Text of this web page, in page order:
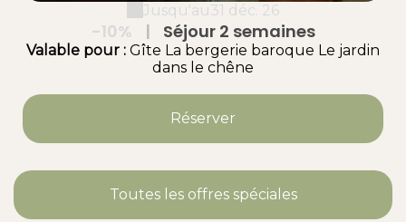
Jusqu'au31 déc. 26
-10% | Séjour 2 semaines
Valable pour : Gîte La bergerie baroque Le jardin
dans le chêne
Réserver
Toutes les offres spéciales